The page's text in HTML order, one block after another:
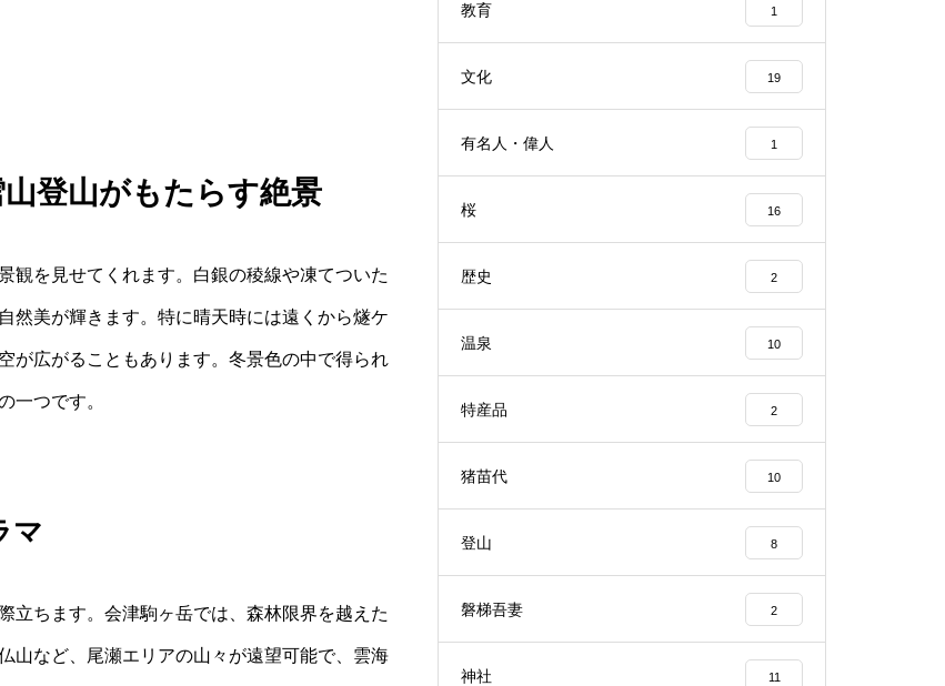
登山がもたらす絶景
観を見せてくれます。白銀の稜線や凍てついた
然美が輝きます。特に晴天時には遠くから燧ケ
が広がることもあります。冬景色の中で得られ
一つです。
マ
立ちます。会津駒ヶ岳では、森林限界を越えた
山など、尾瀬エリアの山々が遠望可能で、雲海
教育 1
文化 19
有名人・偉人 1
桜 16
歴史 2
温泉 10
特産品 2
猪苗代 10
登山 8
磐梯吾妻 2
神社 11